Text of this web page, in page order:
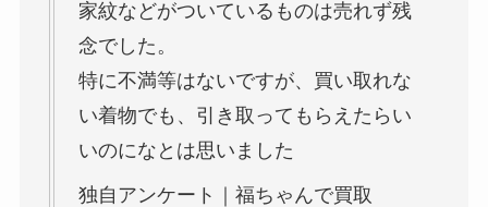
家紋などがついているものは売れず残
念でした。
特に不満等はないですが、買い取れな
い着物でも、引き取ってもらえたらい
いのになとは思いました
独自アンケート｜福ちゃんで買取